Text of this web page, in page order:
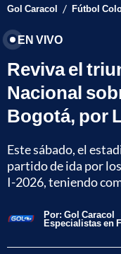
Gol Caracol / Fútbol
EN VIVO
Reviva el
Nacional
Bogotá, por
Este sábado, el
partido de ida por
I-2026, teniendo
Por: Gol Caracol
Especialistas en